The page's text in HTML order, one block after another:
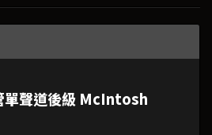
單聲道後級 McIntosh